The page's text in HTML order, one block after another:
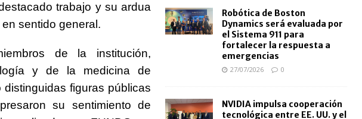
trabajo y su ardua
sentido general.
de la institución,
y de la medicina de
figuras públicas
su sentimiento de
Robótica de Boston
Dynamics será evaluada por
el Sistema 911 para
fortalecer la respuesta a
emergencias
27/07/2026 0
NVIDIA impulsa cooperación
tecnológica entre EE. UU. y el